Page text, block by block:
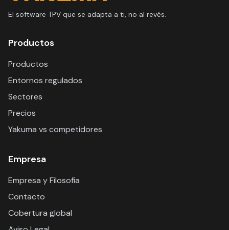
El software TPV que se adapta a ti, no al revés.
Productos
Productos
Entornos regulados
Sectores
Precios
Yakuma vs competidores
Empresa
Empresa y Filosofía
Contacto
Cobertura global